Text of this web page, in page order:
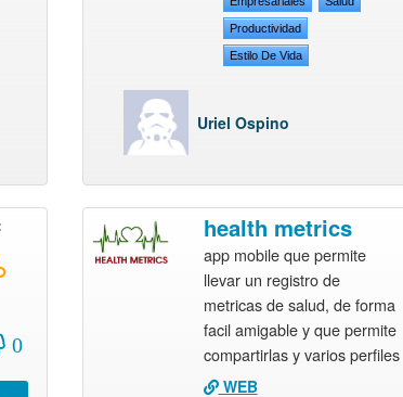
Productividad
Estilo De Vida
Uriel Ospino
0
health metrics
app mobile que permite
llevar un registro de
metricas de salud, de forma
facil amigable y que permite
compartirlas y varios perfiles
WEB